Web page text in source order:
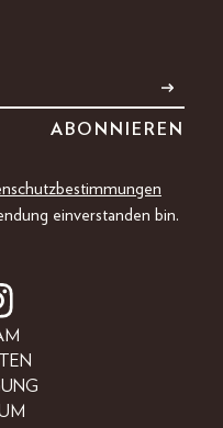
einverstanden bin.